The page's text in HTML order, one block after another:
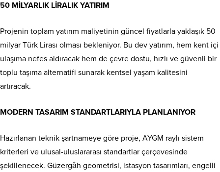
50 MİLYARLIK LİRALIK YATIRIM
Projenin toplam yatırım maliyetinin güncel fiyatlarla yaklaşık 50
milyar Türk Lirası olması bekleniyor. Bu dev yatırım, hem kent içi
ulaşıma nefes aldıracak hem de çevre dostu, hızlı ve güvenli bir
toplu taşıma alternatifi sunarak kentsel yaşam kalitesini
artıracak.
MODERN TASARIM STANDARTLARIYLA PLANLANIYOR
Hazırlanan teknik şartnameye göre proje, AYGM raylı sistem
kriterleri ve ulusal-uluslararası standartlar çerçevesinde
şekillenecek. Güzergâh geometrisi, istasyon tasarımları, engelli